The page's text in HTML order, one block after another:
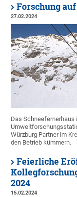
Forschung
27.02.2024
Das
Würzburg Partner im
den Betrieb kümmern.
Feierliche
2024
15.02.2024